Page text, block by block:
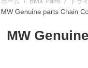
MW Genuine parts Chain
MW